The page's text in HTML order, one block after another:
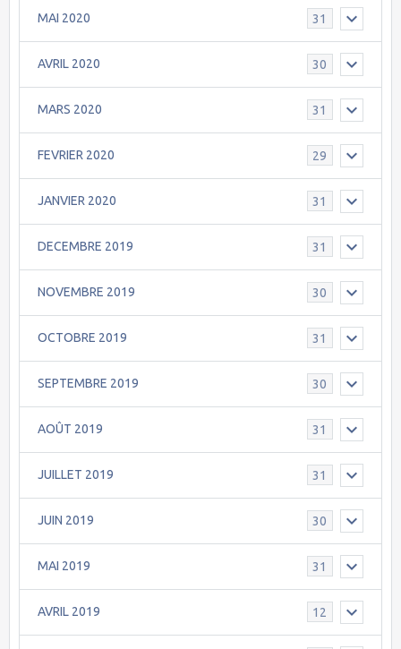
MAI 2020 31
AVRIL 2020 30
MARS 2020 31
FEVRIER 2020 29
JANVIER 2020 31
DECEMBRE 2019 31
NOVEMBRE 2019 30
OCTOBRE 2019 31
SEPTEMBRE 2019 30
AOÛT 2019 31
JUILLET 2019 31
JUIN 2019 30
MAI 2019 31
AVRIL 2019 12